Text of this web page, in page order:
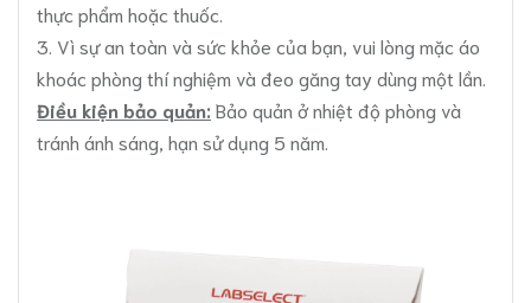
thực phẩm hoặc thuốc.
3. Vì sự an toàn và sức khỏe của bạn, vui lòng mặc áo
khoác phòng thí nghiệm và đeo găng tay dùng một lần.
Điều kiện bảo quản: Bảo quản ở nhiệt độ phòng và
tránh ánh sáng, hạn sử dụng 5 năm.